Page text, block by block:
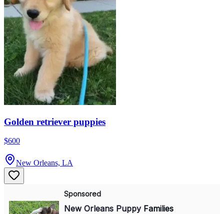
Golden retriever puppies
$600
New Orleans, LA